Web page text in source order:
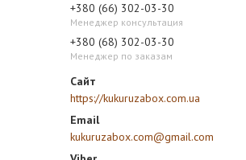
+380 (66) 302-03-30
Менеджер консультация
+380 (68) 302-03-30
Менеджер по заказам
https://kukuruzabox.com.ua
kukuruzabox.com@gmail.com